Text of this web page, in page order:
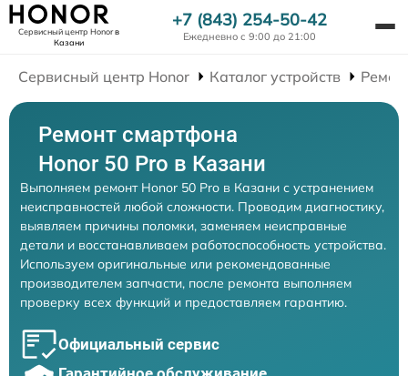
Сервисный центр Honorв
Казани
+7 (843) 254-50-42
Ежедневно с 9:00 до 21:00
Сервисный центр Honor Каталог устройств
Ремонт смартфона
Honor 50 Pro в Казани
Выполняем ремонт Honor 50 Pro в Казани с устранением
неисправностей любой сложности. Проводим диагностику,
выявляем причины поломки, заменяем неисправные
детали и восстанавливаем работоспособность устройства.
Используем оригинальные или рекомендованные
производителем запчасти, после ремонта выполняем
проверку всех функций и предоставляем гарантию.
Официальный сервис